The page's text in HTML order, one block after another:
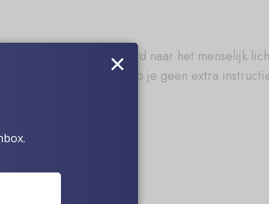
is gemodelleerd naar het menselijk
ligt. Daarom heb je geen extra
sekspop.
×